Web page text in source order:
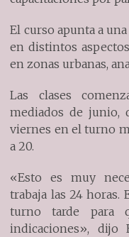
El curso apunta a
en distintos
en zonas urbanas,
Las clases
mediados de junio,
viernes en el turno
a 20.
«Esto es muy
trabaja las 24 horas.
turno tarde para
indicaciones», dijo